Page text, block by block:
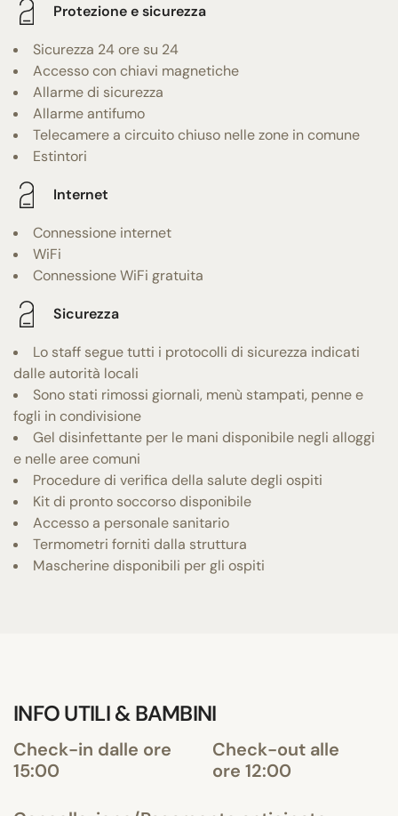
Protezione e sicurezza
Sicurezza 24 ore su 24
Accesso con chiavi magnetiche
Allarme di sicurezza
Allarme antifumo
Telecamere a circuito chiuso nelle zone in comune
Estintori
Internet
Connessione internet
WiFi
Connessione WiFi gratuita
Sicurezza
Lo staff segue tutti i protocolli di sicurezza indicati
dalle autorità locali
Sono stati rimossi giornali, menù stampati, penne e
fogli in condivisione
Gel disinfettante per le mani disponibile negli alloggi
e nelle aree comuni
Procedure di verifica della salute degli ospiti
Kit di pronto soccorso disponibile
Accesso a personale sanitario
Termometri forniti dalla struttura
Mascherine disponibili per gli ospiti
INFO UTILI & BAMBINI
Check-in dalle ore
15:00
Check-out alle
ore 12:00